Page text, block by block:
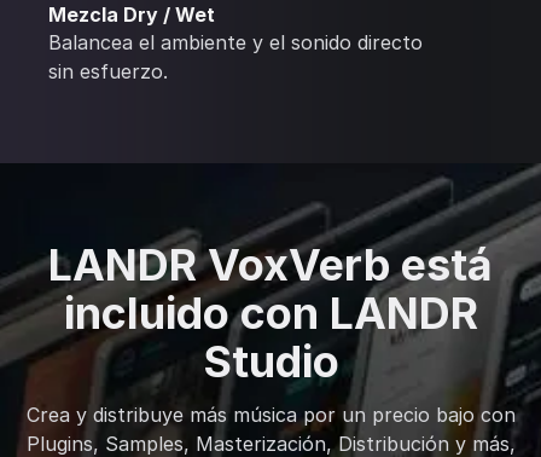
Mezcla Dry / Wet
Balancea el ambiente y el sonido directo
sin esfuerzo.
LANDR VoxVerb está
incluido con LANDR
Studio
Crea y distribuye más música por un precio bajo con
Plugins, Samples, Masterización, Distribución y más,